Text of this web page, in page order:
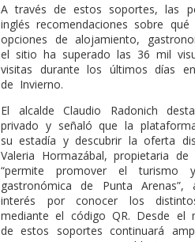
A través de estos soportes, las
inglés recomendaciones sobre
opciones de alojamiento,
el sitio ha superado las 36 mil
visitas durante los últimos días
de Invierno.
El alcalde Claudio Radonich
privado y señaló que la
su estadía y descubrir la oferta
Valeria Hormazábal, propietaria
“permite promover el
gastronómica de Punta
interés por conocer los
mediante el código QR. Desde el
de estos soportes continuará